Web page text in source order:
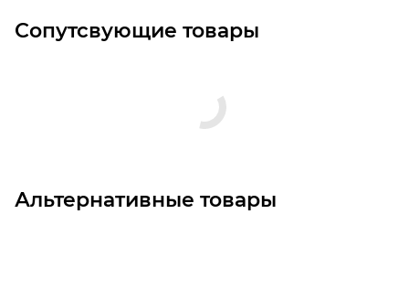
Сопутсвующие товары
Альтернативные товары